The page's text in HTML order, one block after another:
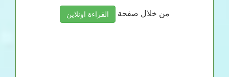
من خلال صفحة القراءة اونلاين